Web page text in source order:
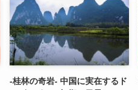
-桂林の奇岩- 中国に実在するド